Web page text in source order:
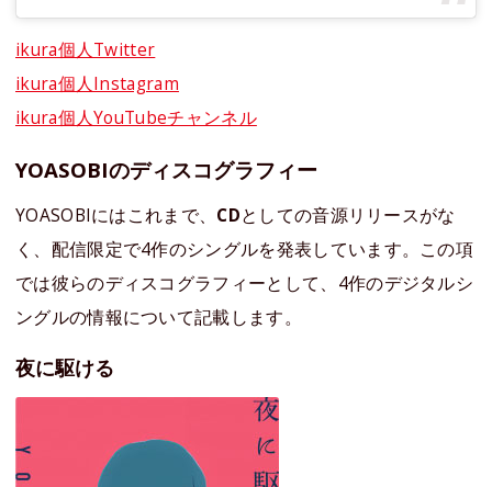
ikura個人Twitter
ikura個人Instagram
ikura個人YouTubeチャンネル
YOASOBIのディスコグラフィー
YOASOBIにはこれまで、 CDとしての音源リリースがな
く、配信限定で4作のシングルを発表しています。この項
では彼らのディスコグラフィーとして、4作のデジタルシ
ングルの情報について記載します。
夜に駆ける